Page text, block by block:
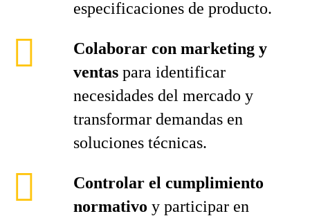
especificaciones de producto.
Colaborar con marketing y
ventas para identificar
necesidades del mercado y
transformar demandas en
soluciones técnicas.
Controlar el cumplimiento
normativo y participar en